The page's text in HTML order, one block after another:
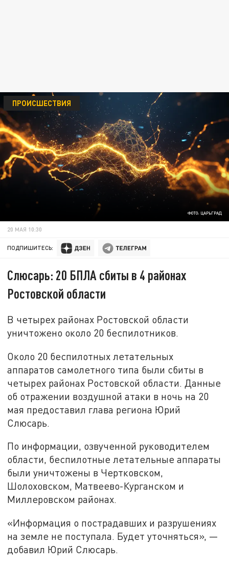
ФОТО: ЦАРЬГРАД
ПРОИСШЕСТВИЯ
20 МАЯ 10:30
ПОДПИШИТЕСЬ:
Слюсарь: 20 БПЛА сбиты в 4 районах
Ростовской области
В четырех районах Ростовской области
уничтожено около 20 беспилотников.
Около 20 беспилотных летательных
аппаратов самолетного типа были сбиты в
четырех районах Ростовской области. Данные
об отражении воздушной атаки в ночь на 20
мая предоставил глава региона Юрий
Слюсарь.
По информации, озвученной руководителем
области, беспилотные летательные аппараты
были уничтожены в Чертковском,
Шолоховском, Матвеево-Курганском и
Миллеровском районах.
«Информация о пострадавших и разрушениях
на земле не поступала. Будет уточняться», —
добавил Юрий Слюсарь.